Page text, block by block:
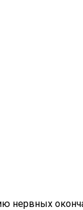
нервных